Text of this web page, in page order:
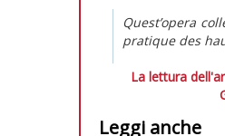
Quest’opera
pratique des
La lettura
Leggi anche